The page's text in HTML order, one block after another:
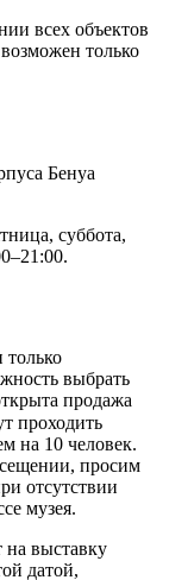
всех объектов
только
Бенуа
суббота,
выбрать
продажа
проходить
на 10 человек.
просим
отсутствии
музея.
выставку
датой,